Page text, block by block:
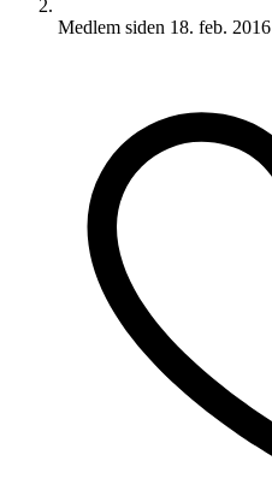
Medlem siden 18. feb. 2016